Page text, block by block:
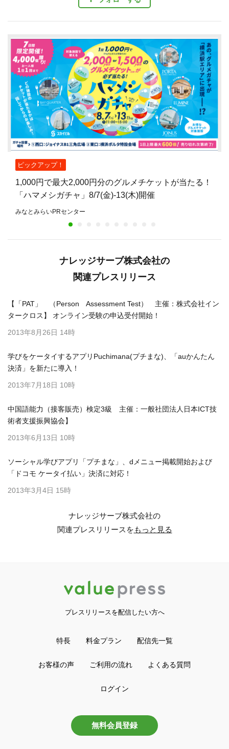
ピックアップ！
1,000円で最大2,000円分のグルメチケットが当たる！
「ハマメシガチャ」8/7(金)-13(木)開催
みなとみらいPRセンター
ナレッジサーブ株式会社の
関連プレスリリース
【「PAT」 （Person Assessment Test） 主催：株式会社イン
タークロス】 オンライン受験の申込受付開始！
2013年8月26日 14時
学びをケータイするアプリPuchimana(プチまな)、「auかんたん
決済」を新たに導入！
2013年7月18日 10時
中国語能力（接客販売）検定3級 主催：一般社団法人日本ICT技
術者支援振興協会】
2013年6月13日 10時
ソーシャル学びアプリ「プチまな」、dメニュー掲載開始および
「ドコモ ケータイ払い」決済に対応！
2013年3月4日 15時
ナレッジサーブ株式会社の
関連プレスリリースをもっと見る
プレスリリースを配信したい方へ
特長 料金プラン 配信先一覧
お客様の声 ご利用の流れ よくある質問
ログイン
無料会員登録